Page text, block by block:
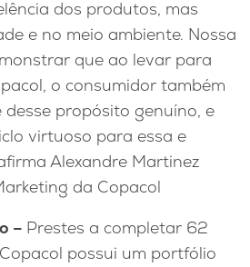
dos produtos, mas
e no meio ambiente. Nossa
que ao levar para
o consumidor também
propósito genuíno, e
virtuoso para essa e
Alexandre Martinez
da Copacol
– Prestes a completar 62
possui um portfólio